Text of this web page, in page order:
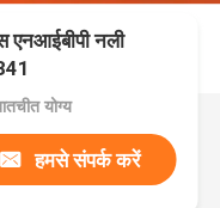
एनआईबीपी नली
योग्य
हमसे संपर्क करें